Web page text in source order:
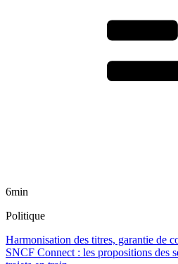
6min
Politique
Harmonisation des titres, garantie de
SNCF Connect : les propositions des